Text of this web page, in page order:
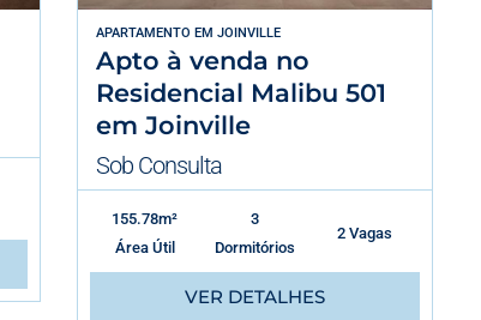
APARTAMENTO EM JOINVILLE
Apto à venda no
Residencial Malibu 501
em Joinville
Sob Consulta
155.78m²
Área Útil
3
Dormitórios
2 Vagas
VER DETALHES